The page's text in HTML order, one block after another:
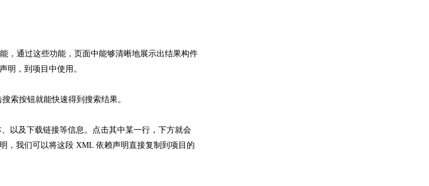
通过这些功能，页面中能够清晰地展示出结果构件
明，到项目中使用。
索按钮就能快速得到搜索结果。
以及下载链接等信息。点击其中某一行，下方就会
，我们可以将这段 XML 依赖声明直接复制到项目的